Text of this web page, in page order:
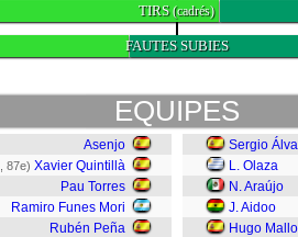
TIRS(cadrés)
FAUTES SUBIES
EQUIPES
Asenjo
, 87e) Xavier Quintillà
Pau Torres
Ramiro Funes Mori
Rubén Peña
Sergio
L. Olaza
N. Araújo
J. Aidoo
Hugo Mallo